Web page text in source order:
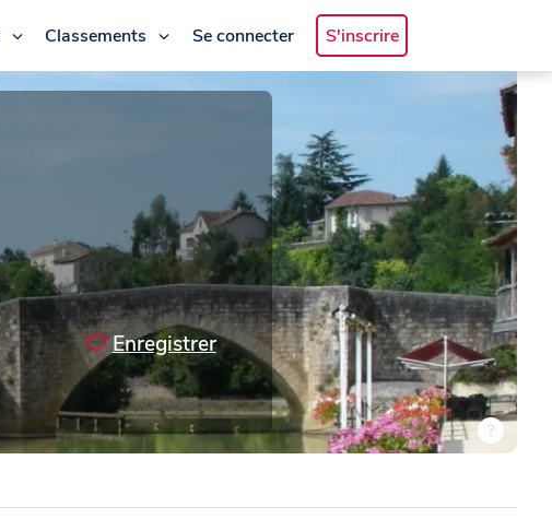
Classements Se connecter S'inscrire
Enregistrer